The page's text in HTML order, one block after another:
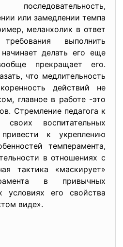
или замедлении темпа
меланхолик в ответ
выполнить
делать его еще
прекращает его.
что медлительность
действий не
главное в работе -это
Стремление педагога к
воспитательных
к укреплению
темперамента,
в отношениях с
тактика «маскирует»
в привычных
условиях его свойства
виде».